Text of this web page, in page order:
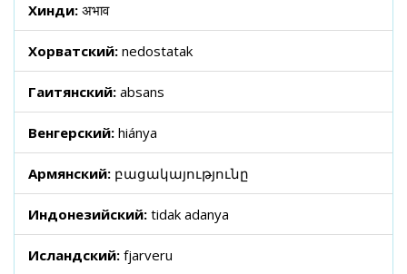
Хинди: अभाव
Хорватский: nedostatak
Гаитянский: absans
Венгерский: hiánya
Армянский: բացակայությունը
Индонезийский: tidak adanya
Исландский: fjarveru